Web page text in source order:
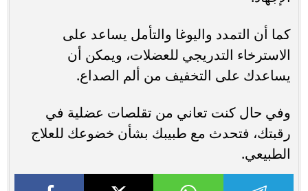
كما أن التمدد واليوغا والتأمل يساعد على
الاسترخاء التدريجي للعضلات، ويمكن أن
يساعدك على التخفيف من ألم الصداع.
وفي حال كنت تعاني من تقلصات عضلية في
رقبتك، فتحدث مع طبيبك بشأن خضوعك للعلاج
الطبيعي.